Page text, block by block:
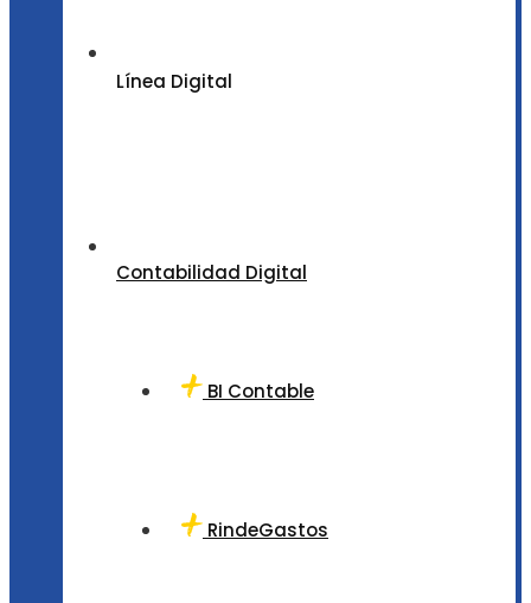
Línea Digital
Contabilidad Digital
BI Contable
RindeGastos